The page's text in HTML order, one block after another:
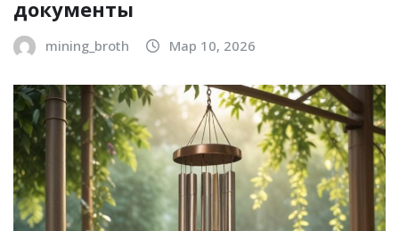
документы
mining_broth Мар 10, 2026